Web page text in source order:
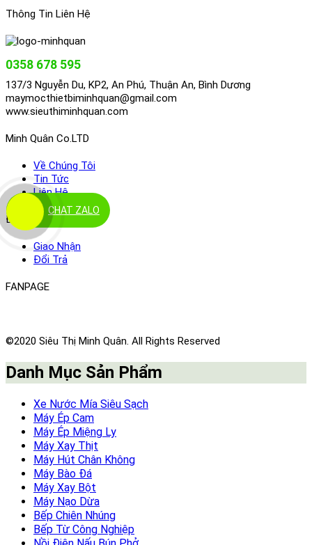
CHAT ZALO
Thông Tin Liên Hệ
0358 678 595
137/3 Nguyễn Du, KP2, An Phú, Thuận An, Bình Dương
maymocthietbiminhquan@gmail.com
www.sieuthiminhquan.com
Minh Quân Co.LTD
Về Chúng Tôi
Tin Tức
Liên Hệ
Điều Khoản
Giao Nhận
Đổi Trả
FANPAGE
©2020 Siêu Thị Minh Quân. All Rights Reserved
Danh Mục Sản Phẩm
Xe Nước Mía Siêu Sạch
Máy Ép Cam
Máy Ép Miệng Ly
Máy Xay Thịt
Máy Hút Chân Không
Máy Bào Đá
Máy Xay Bột
Máy Nạo Dừa
Bếp Chiên Nhúng
Bếp Từ Công Nghiệp